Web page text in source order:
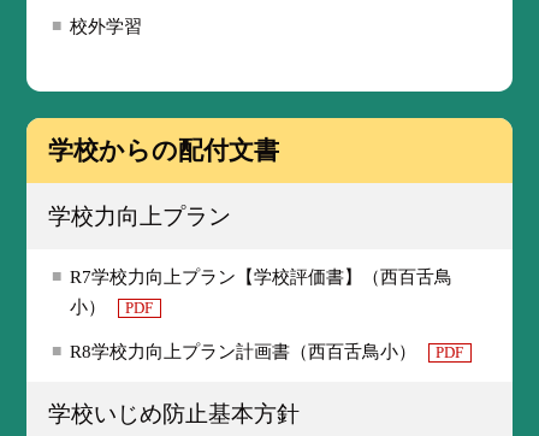
校外学習
学校からの配付文書
学校力向上プラン
R7学校力向上プラン【学校評価書】（西百舌鳥
小）
PDF
R8学校力向上プラン計画書（西百舌鳥小） PDF
学校いじめ防止基本方針